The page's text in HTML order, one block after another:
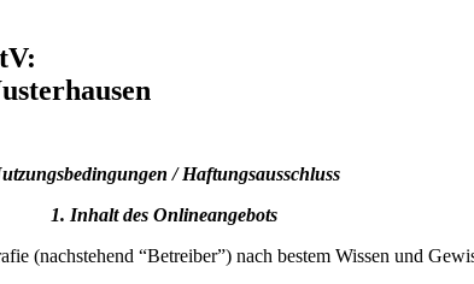
/ Haftungsausschluss
1. Inhalt des Onlineangebots
(nachstehend “Betreiber”) nach bestem Wissen und